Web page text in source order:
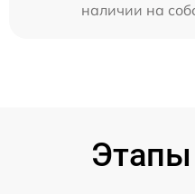
наличии на